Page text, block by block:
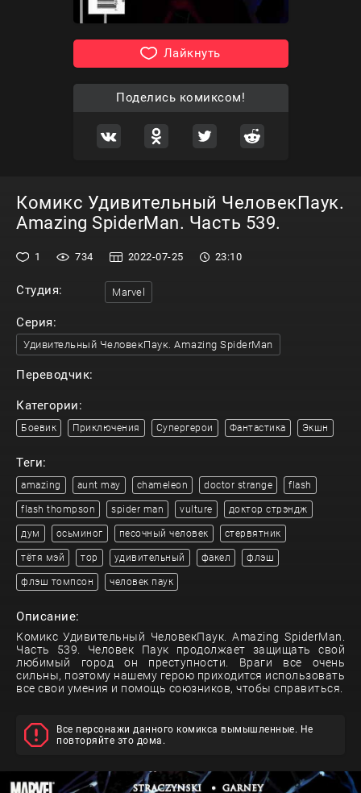
Лайкнуть
Поделись комиксом!
Комикс Удивительный ЧеловекПаук.
Amazing SpiderMan. Часть 539.
1 734 2022-07-25 23:10
Студия: Marvel
Серия:
Удивительный ЧеловекПаук. Amazing SpiderMan
Переводчик:
Категории:
Боевик Приключения Супергерои Фантастика Экшн
Теги:
amazing aunt may chameleon doctor strange flash
flash thompson spider man vulture доктор стрэндж
дум осьминог песочный человек стервятник
тётя мэй тор удивительный факел флэш
флэш томпсон человек паук
Описание:
Комикс Удивительный ЧеловекПаук. Amazing SpiderMan.
Часть 539. Человек Паук продолжает защищать свой
любимый город он преступности. Враги все очень
сильны, поэтому нашему герою приходится использовать
все свои умения и помощь союзников, чтобы справиться.
Все персонажи данного комикса вымышленные. Не
повторяйте это дома.